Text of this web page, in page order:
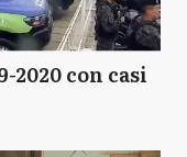
2020 con casi